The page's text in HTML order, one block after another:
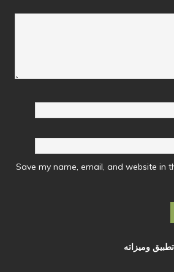
Save my name, email, and website in